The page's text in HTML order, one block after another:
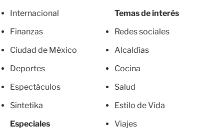
Internacional
Finanzas
Ciudad de México
Deportes
Espectáculos
Sintetika
Especiales
Temas de interés
Redes sociales
Alcaldías
Cocina
Salud
Estilo de Vida
Viajes